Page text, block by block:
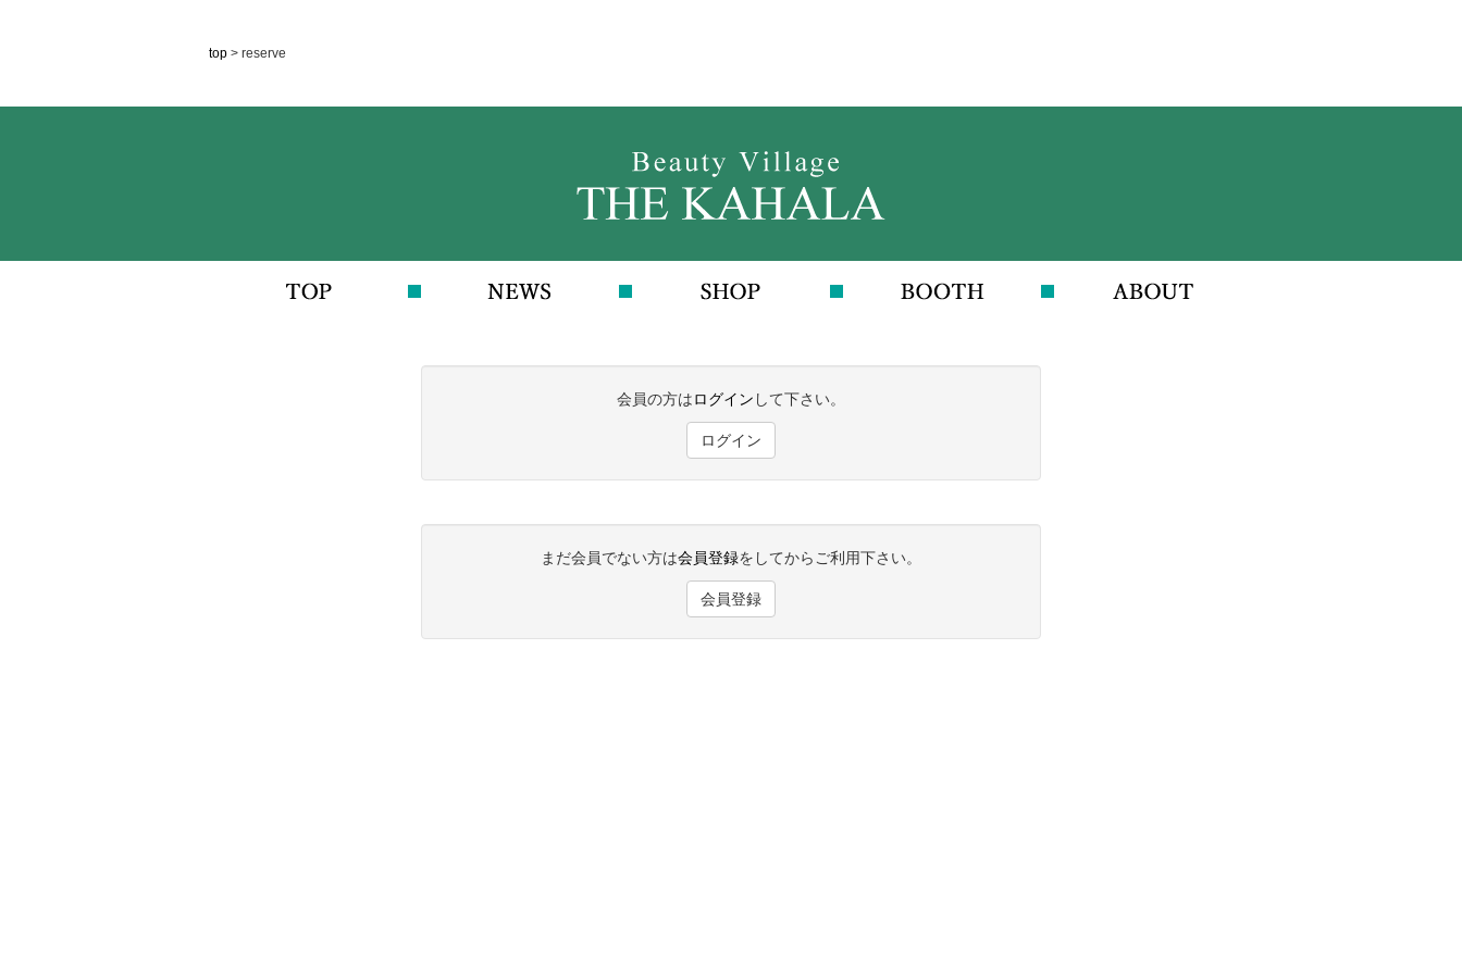
top > reserve
会員の方はログイン して下さい。
ログイン
まだ会員でない方は会員登録をしてからご利用下さい。
会員登録